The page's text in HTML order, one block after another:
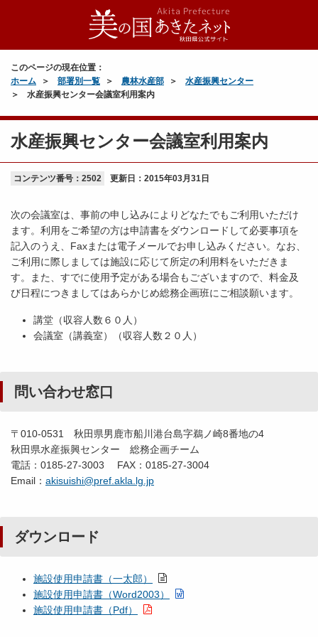
このページの現在位置：
ホーム
部署別一覧 農林水産部
水産振興センター
水産振興センター会議室利用案内
水産振興センター会議室利用案内
コンテンツ番号：2502 更新日： 2015年03月31日
次の会議室は、事前の申し込みによりどなたでもご利用いただけ
ます。利用をご希望の方は申請書をダウンロードして必要事項を
記入のうえ、Faxまたは電子メールでお申し込みください。なお、
ご利用に際しましては施設に応じて所定の利用料をいただきま
す。また、すでに使用予定がある場合もございますので、料金及
び日程につきましてはあらかじめ総務企画班にご相談願います。
講堂（収容人数６０人）
会議室（講義室）（収容人数２０人）
問い合わせ窓口
〒010-0531 秋田県男鹿市船川港台島字鵜ノ崎8番地の4
秋田県水産振興センター 総務企画チーム
電話：0185-27-3003 FAX：0185-27-3004
Email： akisuishi@pref.akla.lg.jp
ダウンロード
施設使用申請書（一太郎）
施設使用申請書（Word2003）
施設使用申請書（Pdf）